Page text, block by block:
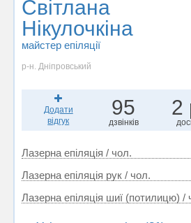
Світлана
Нікулочкіна
майстер епіляції
р-н. Дніпровський
Додати
відгук
95
дзвінків
2
Лазерна епіляція / чол.
Лазерна епіляція рук / чол.
Лазерна епіляція шиї (потилицю) /